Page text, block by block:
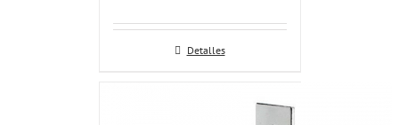
Detalles